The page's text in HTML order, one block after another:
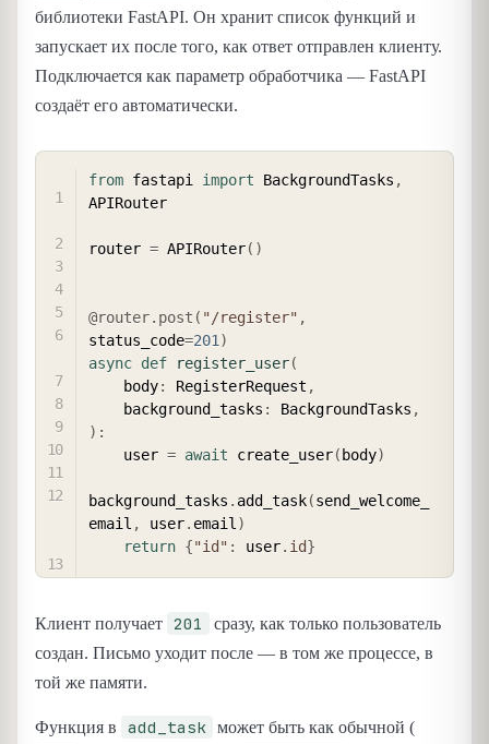
библиотеки FastAPI. Он хранит список функций и
запускает их после того, как ответ отправлен клиенту.
Подключается как параметр обработчика — FastAPI
создаёт его автоматически.
from fastapi import BackgroundTasks ,
APIRouter
router = APIRouter( )
@router. post ( "/register" ,
status_code=201)
async def register_user(
    body
: RegisterRequest ,
    background_tasks
: BackgroundTasks ,
) :
    user
= await create_user( body)
background_tasks . add_task(send_welcome_
email , user. email)
return {"id" : user. id}
Клиент получает 201
сразу, как только пользователь
создан. Письмо уходит после — в том же процессе, в
той же памяти.
Функция в add_task может быть как обычной (